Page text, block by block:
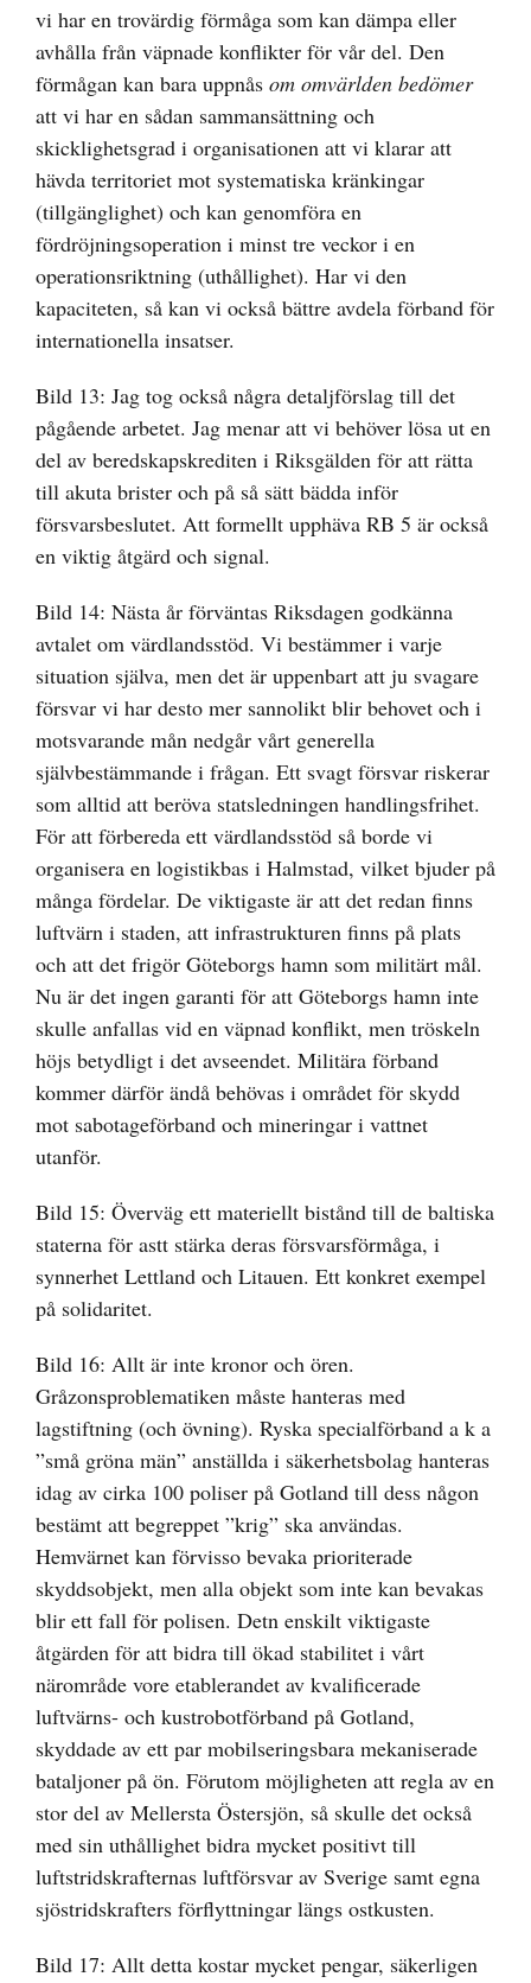
vi har en trovärdig förmåga som kan dämpa eller
avhålla från väpnade konflikter för vår del. Den
förmågan kan bara uppnås om omvärlden bedömer
att vi har en sådan sammansättning och
skicklighetsgrad i organisationen att vi klarar att
hävda territoriet mot systematiska kränkingar
(tillgänglighet) och kan genomföra en
fördröjningsoperation i minst tre veckor i en
operationsriktning (uthållighet). Har vi den
kapaciteten, så kan vi också bättre avdela förband för
internationella insatser.
Bild 13: Jag tog också några detaljförslag till det
pågående arbetet. Jag menar att vi behöver lösa ut en
del av beredskapskrediten i Riksgälden för att rätta
till akuta brister och på så sätt bädda inför
försvarsbeslutet. Att formellt upphäva RB 5 är också
en viktig åtgärd och signal.
Bild 14: Nästa år förväntas Riksdagen godkänna
avtalet om värdlandsstöd. Vi bestämmer i varje
situation själva, men det är uppenbart att ju svagare
försvar vi har desto mer sannolikt blir behovet och i
motsvarande mån nedgår vårt generella
självbestämmande i frågan. Ett svagt försvar riskerar
som alltid att beröva statsledningen handlingsfrihet.
För att förbereda ett värdlandsstöd så borde vi
organisera en logistikbas i Halmstad, vilket bjuder på
många fördelar. De viktigaste är att det redan finns
luftvärn i staden, att infrastrukturen finns på plats
och att det frigör Göteborgs hamn som militärt mål.
Nu är det ingen garanti för att Göteborgs hamn inte
skulle anfallas vid en väpnad konflikt, men tröskeln
höjs betydligt i det avseendet. Militära förband
kommer därför ändå behövas i området för skydd
mot sabotageförband och mineringar i vattnet
utanför.
Bild 15: Överväg ett materiellt bistånd till de baltiska
staterna för astt stärka deras försvarsförmåga, i
synnerhet Lettland och Litauen. Ett konkret exempel
på solidaritet.
Bild 16: Allt är inte kronor och ören.
Gråzonsproblematiken måste hanteras med
lagstiftning (och övning). Ryska specialförband a k a
”små gröna män” anställda i säkerhetsbolag hanteras
idag av cirka 100 poliser på Gotland till dess någon
bestämt att begreppet ”krig” ska användas.
Hemvärnet kan förvisso bevaka prioriterade
skyddsobjekt, men alla objekt som inte kan bevakas
blir ett fall för polisen. Detn enskilt viktigaste
åtgärden för att bidra till ökad stabilitet i vårt
närområde vore etablerandet av kvalificerade
luftvärns- och kustrobotförband på Gotland,
skyddade av ett par mobilseringsbara mekaniserade
bataljoner på ön. Förutom möjligheten att regla av en
stor del av Mellersta Östersjön, så skulle det också
med sin uthållighet bidra mycket positivt till
luftstridskrafternas luftförsvar av Sverige samt egna
sjöstridskrafters förflyttningar längs ostkusten.
Bild 17: Allt detta kostar mycket pengar, säkerligen